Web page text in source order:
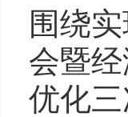
围绕
会暨
优化